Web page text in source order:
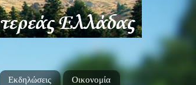
Εκδηλώσεις Οικονομία